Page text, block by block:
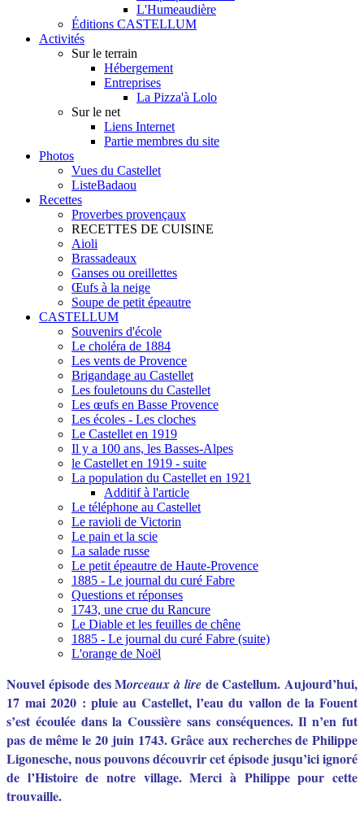
L'Humeaudière
Éditions CASTELLUM
Activités
Sur le terrain
Hébergement
Entreprises
La Pizza'à Lolo
Sur le net
Liens Internet
Partie membres du site
Photos
Vues du Castellet
ListeBadaou
Recettes
Proverbes provençaux
RECETTES DE CUISINE
Aioli
Brassadeaux
Ganses ou oreillettes
Œufs à la neige
Soupe de petit épeautre
CASTELLUM
Souvenirs d'école
Le choléra de 1884
Les vents de Provence
Brigandage au Castellet
Les fouletouns du Castellet
Les œufs en Basse Provence
Les écoles - Les cloches
Le Castellet en 1919
Il y a 100 ans, les Basses-Alpes
le Castellet en 1919 - suite
La population du Castellet en 1921
Additif à l'article
Le téléphone au Castellet
Le ravioli de Victorin
Le pain et la scie
La salade russe
Le petit épeautre de Haute-Provence
1885 - Le journal du curé Fabre
Questions et réponses
1743, une crue du Rancure
Le Diable et les feuilles de chêne
1885 - Le journal du curé Fabre (suite)
L'orange de Noël
Nouvel épisode des Morceaux à lire de Castellum. Aujourd’hui,
17 mai 2020 : pluie au Castellet, l’eau du vallon de la Fouent
s’est écoulée dans la Coussière sans conséquences. Il n’en fut
pas de même le 20 juin 1743. Grâce aux recherches de Philippe
Ligonesche, nous pouvons découvrir cet épisode jusqu’ici ignoré
de l’Histoire de notre village. Merci à Philippe pour cette
trouvaille.